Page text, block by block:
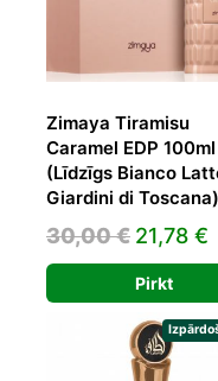
Zimaya Tiramisu
Caramel EDP 100ml
(Līdzīgs Bianco
Giardini di Toscana)
30,00€ Original
price
was:
30,00
21,78 €
Pirkt